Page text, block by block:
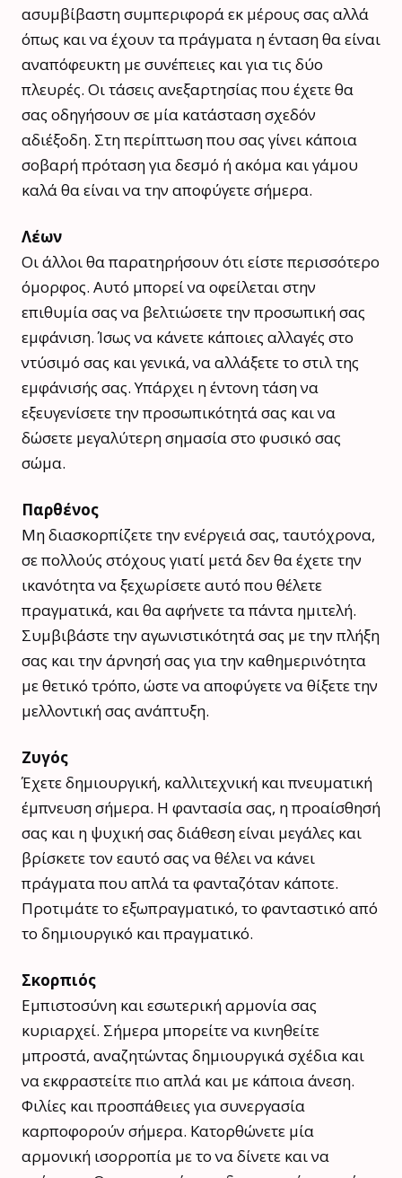
ασυμβίβαστη συμπεριφορά εκ μέρους σας αλλά
όπως και να έχουν τα πράγματα η ένταση θα είναι
αναπόφευκτη με συνέπειες και για τις δύο
πλευρές. Οι τάσεις ανεξαρτησίας που έχετε θα
σας οδηγήσουν σε μία κατάσταση σχεδόν
αδιέξοδη. Στη περίπτωση που σας γίνει κάποια
σοβαρή πρόταση για δεσμό ή ακόμα και γάμου
καλά θα είναι να την αποφύγετε σήμερα.
Λέων
Οι άλλοι θα παρατηρήσουν ότι είστε περισσότερο
όμορφος. Αυτό μπορεί να οφείλεται στην
επιθυμία σας να βελτιώσετε την προσωπική σας
εμφάνιση. Ίσως να κάνετε κάποιες αλλαγές στο
ντύσιμό σας και γενικά, να αλλάξετε το στιλ της
εμφάνισής σας. Υπάρχει η έντονη τάση να
εξευγενίσετε την προσωπικότητά σας και να
δώσετε μεγαλύτερη σημασία στο φυσικό σας
σώμα.
Παρθένος
Μη διασκορπίζετε την ενέργειά σας, ταυτόχρονα,
σε πολλούς στόχους γιατί μετά δεν θα έχετε την
ικανότητα να ξεχωρίσετε αυτό που θέλετε
πραγματικά, και θα αφήνετε τα πάντα ημιτελή.
Συμβιβάστε την αγωνιστικότητά σας με την πλήξη
σας και την άρνησή σας για την καθημερινότητα
με θετικό τρόπο, ώστε να αποφύγετε να θίξετε την
μελλοντική σας ανάπτυξη.
Ζυγός
Έχετε δημιουργική, καλλιτεχνική και πνευματική
έμπνευση σήμερα. Η φαντασία σας, η προαίσθησή
σας και η ψυχική σας διάθεση είναι μεγάλες και
βρίσκετε τον εαυτό σας να θέλει να κάνει
πράγματα που απλά τα φανταζόταν κάποτε.
Προτιμάτε το εξωπραγματικό, το φανταστικό από
το δημιουργικό και πραγματικό.
Σκορπιός
Εμπιστοσύνη και εσωτερική αρμονία σας
κυριαρχεί. Σήμερα μπορείτε να κινηθείτε
μπροστά, αναζητώντας δημιουργικά σχέδια και
να εκφραστείτε πιο απλά και με κάποια άνεση.
Φιλίες και προσπάθειες για συνεργασία
καρποφορούν σήμερα. Κατορθώνετε μία
αρμονική ισορροπία με το να δίνετε και να